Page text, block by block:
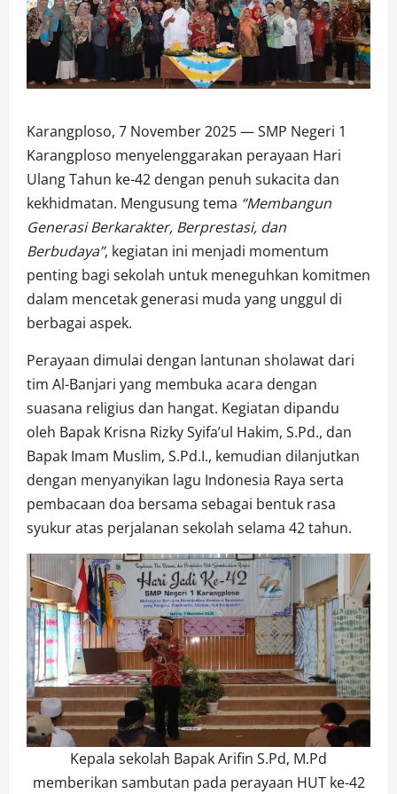
Karangploso, 7 November 2025 — SMP Negeri 1
Karangploso menyelenggarakan perayaan Hari
Ulang Tahun ke-42 dengan penuh sukacita dan
kekhidmatan. Mengusung tema “Membangun
Generasi Berkarakter, Berprestasi, dan
Berbudaya”, kegiatan ini menjadi momentum
penting bagi sekolah untuk meneguhkan komitmen
dalam mencetak generasi muda yang unggul di
berbagai aspek.
Perayaan dimulai dengan lantunan sholawat dari
tim Al-Banjari yang membuka acara dengan
suasana religius dan hangat. Kegiatan dipandu
oleh Bapak Krisna Rizky Syifa’ul Hakim, S.Pd., dan
Bapak Imam Muslim, S.Pd.I., kemudian dilanjutkan
dengan menyanyikan lagu Indonesia Raya serta
pembacaan doa bersama sebagai bentuk rasa
syukur atas perjalanan sekolah selama 42 tahun.
Kepala sekolah Bapak Arifin S.Pd, M.Pd
memberikan sambutan pada perayaan HUT ke-42